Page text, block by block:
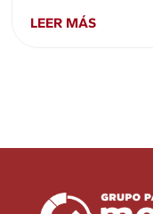
LEER MÁS